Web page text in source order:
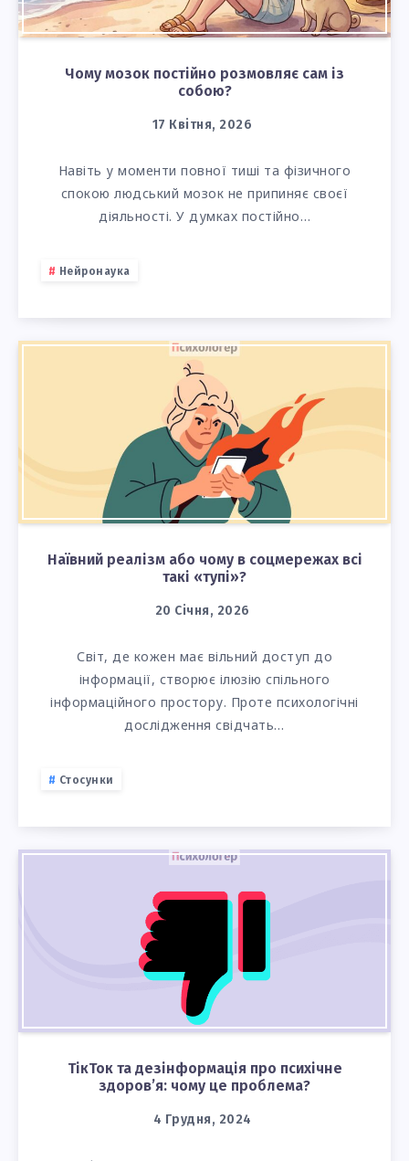
Чому мозок постійно розмовляє сам із
собою?
17 Квітня, 2026
Навіть у моменти повної тиші та фізичного
спокою людський мозок не припиняє своєї
діяльності. У думках постійно…
Нейронаука
Наївний реалізм або чому в соцмережах всі
такі «тупі»?
20 Січня, 2026
Світ, де кожен має вільний доступ до
інформації, створює ілюзію спільного
інформаційного простору. Проте психологічні
дослідження свідчать…
Стосунки
ТікТок та дезінформація про психічне
здоров’я: чому це проблема?
4 Грудня, 2024